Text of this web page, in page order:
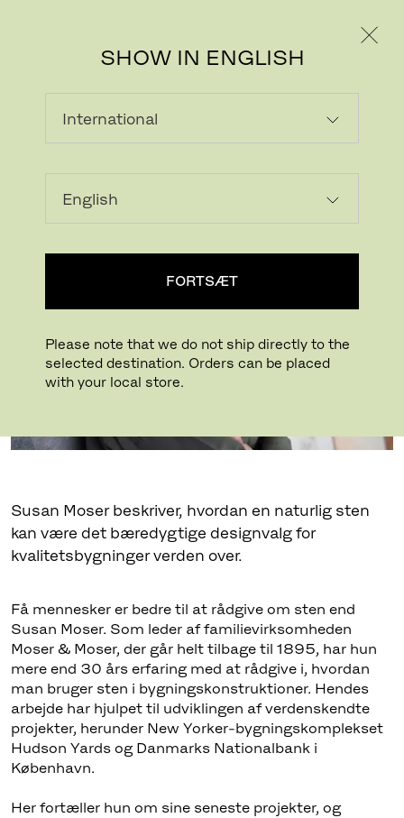
SHOW IN ENGLISH
FORTSÆT
Please note that we do not ship directly to the
selected destination. Orders can be placed
with your local store.
SUSAN MOSER
Susan Moser beskriver, hvordan en naturlig sten
kan være det bæredygtige designvalg for
kvalitetsbygninger verden over.
Få mennesker er bedre til at rådgive om sten end
Susan Moser. Som leder af familievirksomheden
Moser & Moser, der går helt tilbage til 1895, har hun
mere end 30 års erfaring med at rådgive i, hvordan
man bruger sten i bygningskonstruktioner. Hendes
arbejde har hjulpet til udviklingen af verdenskendte
projekter, herunder New Yorker-bygningskomplekset
Hudson Yards og Danmarks Nationalbank i
København.
Her fortæller hun om sine seneste projekter, og